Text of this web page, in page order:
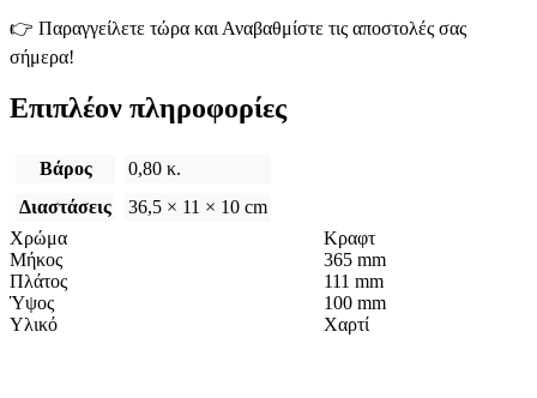
👉 Παραγγείλετε τώρα και Αναβαθμίστε τις αποστολές σας
σήμερα!
Επιπλέον πληροφορίες
Βάρος
0,80 κ.
Διαστάσεις
36,5 × 11 × 10 cm
Χρώμα
Κραφτ
Μήκος
365 mm
Πλάτος
111 mm
Ύψος
100 mm
Υλικό
Χαρτί